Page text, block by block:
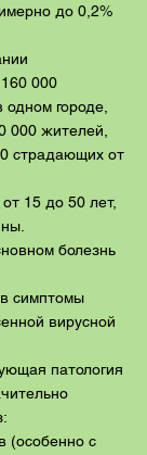
до 0,2%
000
городе,
000 жителей,
страдающих от
15 до 50 лет,
болезнь
симптомы
вирусной
патология
(особенно с